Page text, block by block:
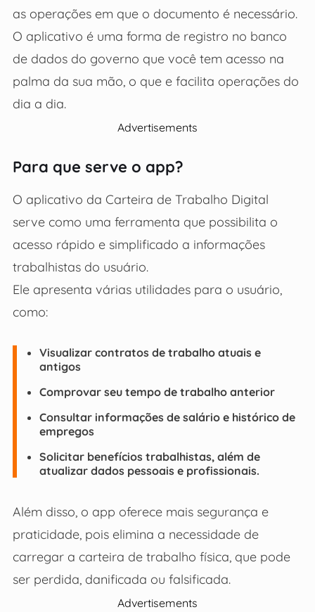
as operações em que o documento é necessário.
O aplicativo é uma forma de registro no banco
de dados do governo que você tem acesso na
palma da sua mão, o que e facilita operações do
dia a dia.
Advertisements
Para que serve o app?
O aplicativo da Carteira de Trabalho Digital
serve como uma ferramenta que possibilita o
acesso rápido e simplificado a informações
trabalhistas do usuário.
Ele apresenta várias utilidades para o usuário,
como:
Visualizar contratos de trabalho atuais e
antigos
Comprovar seu tempo de trabalho anterior
Consultar informações de salário e histórico de
empregos
Solicitar benefícios trabalhistas, além de
atualizar dados pessoais e profissionais.
Além disso, o app oferece mais segurança e
praticidade, pois elimina a necessidade de
carregar a carteira de trabalho física, que pode
ser perdida, danificada ou falsificada.
Advertisements